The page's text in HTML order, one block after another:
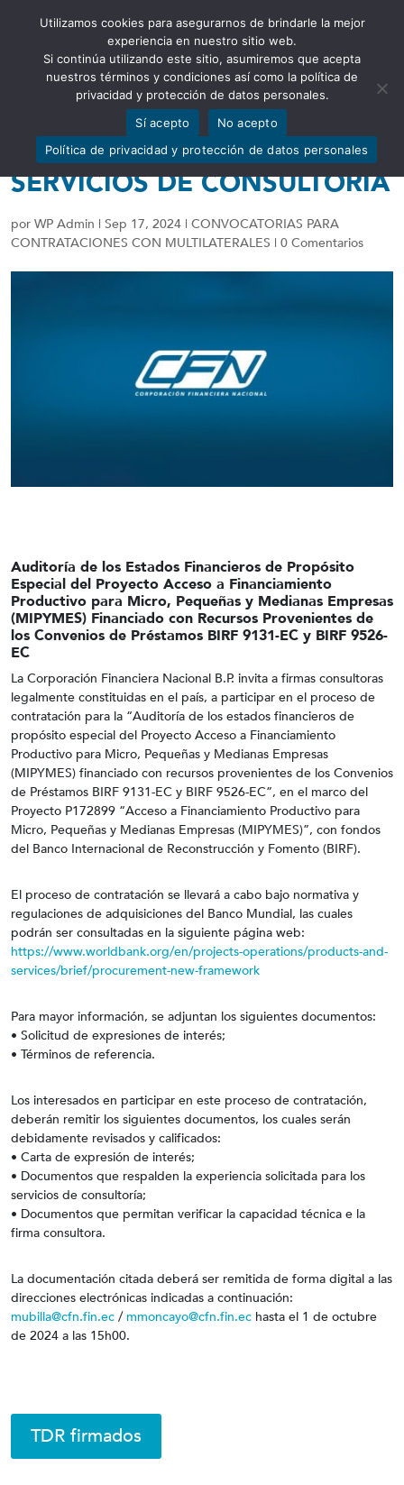
Abrir barra de herramientas
CONVOCATORIA PARA
CONTRATACIÓN DE
SERVICIOS DE CONSULTORÍA
por WP Admin | Sep 17, 2024 | CONVOCATORIAS PARA
CONTRATACIONES CON MULTILATERALES | 0 Comentarios
Auditoría de los Estados Financieros de Propósito
Especial del Proyecto Acceso a Financiamiento
Productivo para Micro, Pequeñas y Medianas Empresas
(MIPYMES) Financiado con Recursos Provenientes de
los Convenios de Préstamos BIRF 9131-EC y BIRF 9526-
EC
La Corporación Financiera Nacional B.P. invita a firmas consultoras
legalmente constituidas en el país, a participar en el proceso de
contratación para la “Auditoría de los estados financieros de
propósito especial del Proyecto Acceso a Financiamiento
Productivo para Micro, Pequeñas y Medianas Empresas
(MIPYMES) financiado con recursos provenientes de los Convenios
de Préstamos BIRF 9131-EC y BIRF 9526-EC”, en el marco del
Proyecto P172899 “Acceso a Financiamiento Productivo para
Micro, Pequeñas y Medianas Empresas (MIPYMES)”, con fondos
del Banco Internacional de Reconstrucción y Fomento (BIRF).
El proceso de contratación se llevará a cabo bajo normativa y
regulaciones de adquisiciones del Banco Mundial, las cuales
podrán ser consultadas en la siguiente página web:
https://www.worldbank.org/en/projects-operations/products-and-
services/brief/procurement-new-framework
Para mayor información, se adjuntan los siguientes documentos:
• Solicitud de expresiones de interés;
• Términos de referencia.
Los interesados en participar en este proceso de contratación,
deberán remitir los siguientes documentos, los cuales serán
debidamente revisados y calificados:
• Carta de expresión de interés;
• Documentos que respalden la experiencia solicitada para los
servicios de consultoría;
• Documentos que permitan verificar la capacidad técnica e la
firma consultora.
La documentación citada deberá ser remitida de forma digital a las
direcciones electrónicas indicadas a continuación:
mubilla@cfn.fin.ec / mmoncayo@cfn.fin.ec hasta el 1 de octubre
de 2024 a las 15h00.
TDR firmados
Utilizamos cookies para asegurarnos de brindarle la mejor
experiencia en nuestro sitio web.
Si continúa utilizando este sitio, asumiremos que acepta
nuestros términos y condiciones así como la política de
privacidad y protección de datos personales.
Sí acepto
No acepto
Política de privacidad y protección de datos personales